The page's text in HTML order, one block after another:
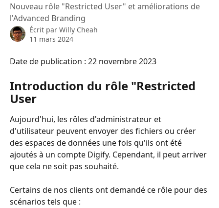
Nouveau rôle "Restricted User" et améliorations de
l'Advanced Branding
Écrit par Willy Cheah
11 mars 2024
Date de publication : 22 novembre 2023
Introduction du rôle "Restricted
User
Aujourd'hui, les rôles d'administrateur et
d'utilisateur peuvent envoyer des fichiers ou créer
des espaces de données une fois qu'ils ont été
ajoutés à un compte Digify. Cependant, il peut arriver
que cela ne soit pas souhaité.
Certains de nos clients ont demandé ce rôle pour des
scénarios tels que :